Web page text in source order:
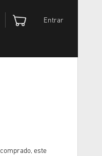
Entrar
este